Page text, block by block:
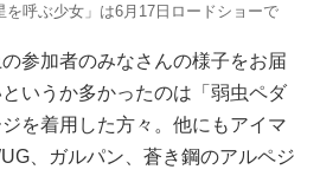
呼ぶ少女」は6月17日ロードショーで
参加者のみなさんの様子をお届
いうか多かったのは「弱虫ペダ
を着用した方々。他にもアイマ
、ガルパン、蒼き鋼のアルペジ